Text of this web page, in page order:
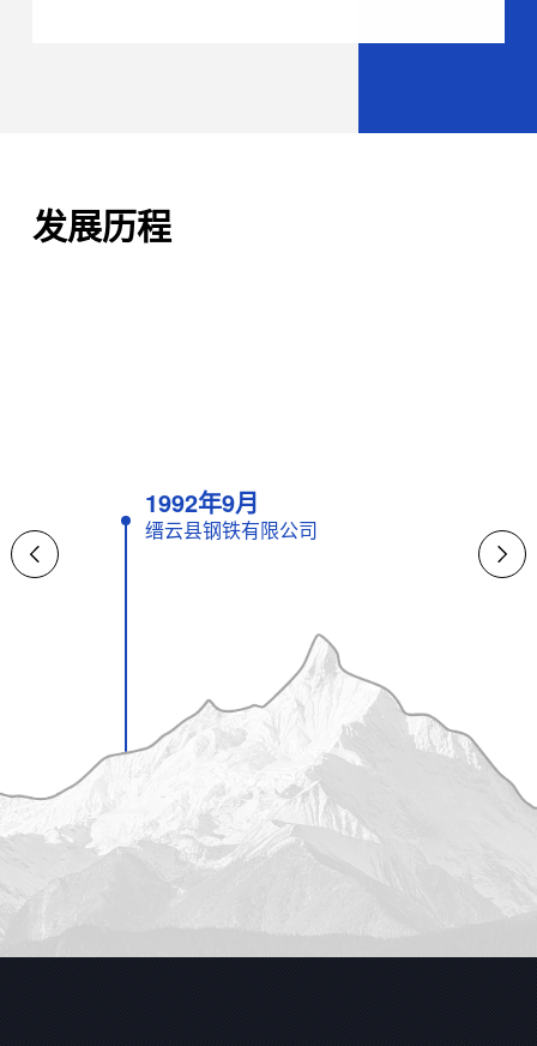
发展历程
1992年9月
缙云县钢铁有限公司